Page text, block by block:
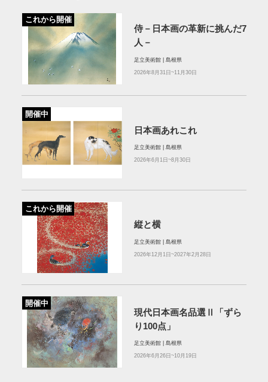
これから開催
侍－日本画の革新に挑んだ7
人－
足立美術館 | 島根県
2026年8月31日~11月30日
開催中
日本画あれこれ
足立美術館 | 島根県
2026年6月1日~8月30日
これから開催
縦と横
足立美術館 | 島根県
2026年12月1日~2027年2月28日
開催中
現代日本画名品選Ⅱ「ずら
り100点」
足立美術館 | 島根県
2026年6月26日~10月19日